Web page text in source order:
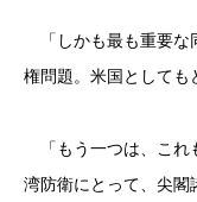
「しかも最も重要な
権問題。米国としても
「もう一つは、これ
湾防衛にとって、尖閣